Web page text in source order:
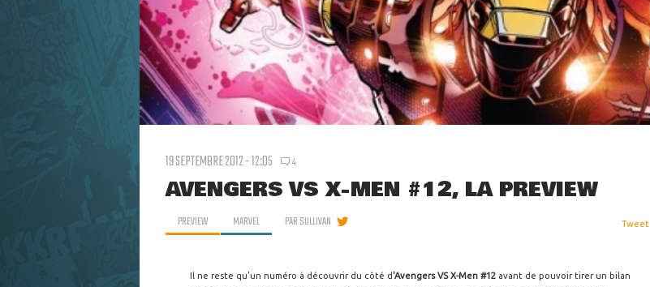
19 SEPTEMBRE 2012 - 12:05 4
AVENGERS VS X-MEN #12, LA PREVIEW
PREVIEW MARVEL PARSULLIVAN Tweet
Il ne reste qu'un numéro à découvrir du côté d'Avengers VS X-Men #12 avant de pouvoir tirer un bilan